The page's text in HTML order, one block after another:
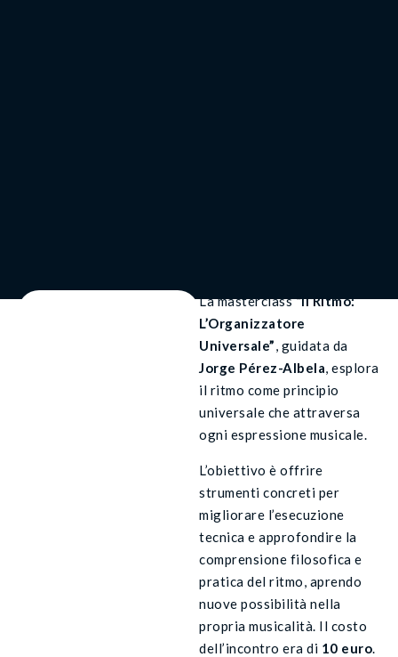
La masterclass“Il Ritmo:
L’Organizzatore
Universale”, guidata da
Jorge Pérez-Albela, esplora
il ritmo come principio
universale che attraversa
ogni espressione musicale.
L’obiettivo è offrire
strumenti concreti per
migliorare l’esecuzione
tecnica e approfondire la
comprensione filosofica e
pratica del ritmo, aprendo
nuove possibilità nella
propria musicalità. Il costo
dell’incontro era di 10 euro.